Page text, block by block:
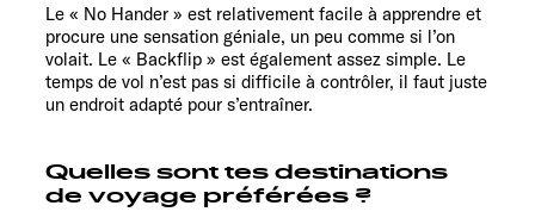
Le « No Hander » est relativement facile à apprendre et
procure une sensation géniale, un peu comme si l’on
volait. Le « Backflip » est également assez simple. Le
temps de vol n’est pas si difficile à contrôler, il faut juste
un endroit adapté pour s’entraîner.
Quelles sont tes destinations
de voyage préférées ?